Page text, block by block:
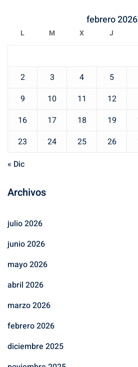
febrero 2026
L M X J
2
3 4 5
9
10 11 12
16
17 18 19
23
24 25 26
« Dic
Archivos
julio 2026
junio 2026
mayo 2026
abril 2026
marzo 2026
febrero 2026
diciembre 2025